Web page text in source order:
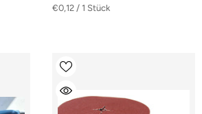
€0,12 / 1 Stück